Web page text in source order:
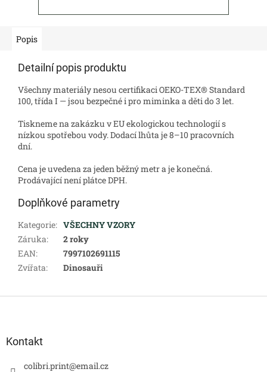
Popis
Detailní popis produktu
Všechny materiály nesou certifikaci OEKO-TEX® Standard
100, třída I — jsou bezpečné i pro miminka a děti do 3 let.
Tiskneme na zakázku v EU ekologickou technologií s
nízkou spotřebou vody. Dodací lhůta je 8–10 pracovních
dní.
Cena je uvedena za jeden běžný metr a je konečná.
Prodávající není plátce DPH.
Doplňkové parametry
Kategorie: VŠECHNY VZORY
Záruka:
2 roky
EAN:
7997102691115
Zvířata: Dinosauři
Kontakt
colibri.print@email.cz